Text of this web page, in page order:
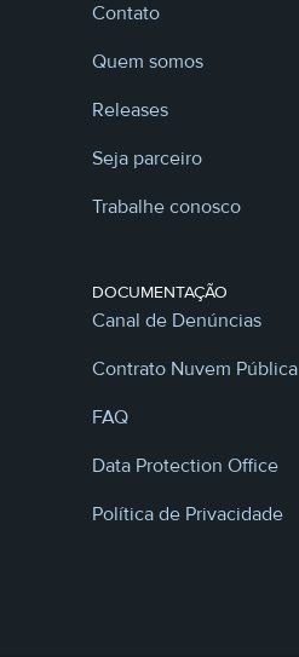
Contato
Quem somos
Releases
Seja parceiro
Trabalhe conosco
DOCUMENTAÇÃO
Canal de Denúncias
Contrato Nuvem Pública
FAQ
Data Protection Office
Política de Privacidade